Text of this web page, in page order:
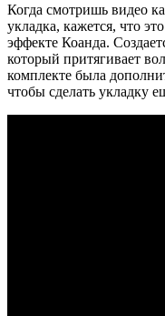
Когда смотришь видео
укладка, кажется, что
эффекте Коанда.
который притягивает
комплекте была
чтобы сделать укладку